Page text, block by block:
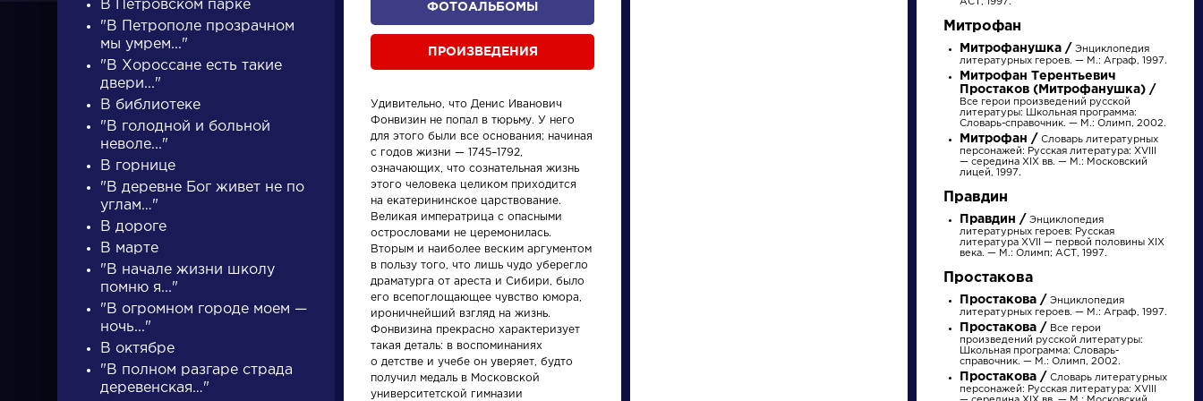
ПИСАТЕЛИ
писатели произведения
Словарь
деталь
Произведения Писатели
Брюсов
Писатели
Бунин Иван
Алексеевич
В Петровском парке
"В Петрополе прозрачном
мы умрем..."
"В Хороссане есть такие
двери..."
В библиотеке
"В голодной и больной
неволе..."
В горнице
"В деревне Бог живет не по
углам…"
В дороге
В марте
"В начале жизни школу
помню я..."
"В огромном городе моем —
ночь..."
В октябре
"В полном разгаре страда
деревенская…"
ФОТОАЛЬБОМЫ
ПРОИЗВЕДЕНИЯ
Удивительно, что Денис Иванович
Фонвизин не попал в тюрьму. У него
для этого были все основания; начиная
с годов жизни — 1745–1792,
означающих, что сознательная жизнь
этого человека целиком приходится
на екатерининское царствование.
Великая императрица с опасными
острословами не церемонилась.
Вторым и наиболее веским аргументом
в пользу того, что лишь чудо уберегло
драматурга от ареста и Сибири, было
его всепоглощающее чувство юмора,
ироничнейший взгляд на жизнь.
Фонвизина прекрасно характеризует
такая деталь: в воспоминаниях
о детстве и учебе он уверяет, будто
получил медаль в Московской
университетской гимназии
АСТ, 1997.
Митрофан
Митрофанушка / Энциклопедия
литературных героев. — М.: Аграф, 1997.
Митрофан Терентьевич
Простаков (Митрофанушка) /
Все герои произведений русской
литературы: Школьная программа:
Словарь-справочник. — М.: Олимп, 2002.
Митрофан / Словарь литературных
персонажей: Русская литература: XVIII
— середина XIX вв. — М.: Московский
лицей, 1997.
Правдин
Правдин / Энциклопедия
литературных героев: Русская
литература XVII — первой половины XIX
века. — М.: Олимп; АСТ, 1997.
Простакова
Простакова / Энциклопедия
литературных героев. — М.: Аграф, 1997.
Простакова / Все герои
произведений русской литературы:
Школьная программа: Словарь-
справочник. — М.: Олимп, 2002.
Простакова / Словарь литературных
персонажей: Русская литература: XVIII